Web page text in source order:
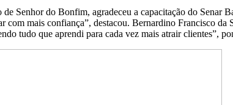
Senhor do Bonfim, agradeceu a capacitação do Senar
com mais confiança”, destacou. Bernardino Francisco
tudo que aprendi para cada vez mais atrair clientes”,